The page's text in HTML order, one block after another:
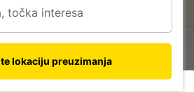
lokaciju preuzimanja